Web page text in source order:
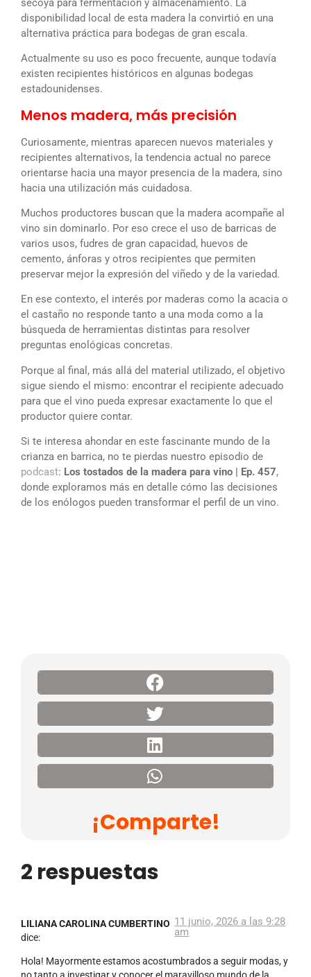
secoya para fermentación y almacenamiento. La
disponibilidad local de esta madera la convirtió en una
alternativa práctica para bodegas de gran escala.
Actualmente su uso es poco frecuente, aunque todavía
existen recipientes históricos en algunas bodegas
estadounidenses.
Menos madera, más precisión
Curiosamente, mientras aparecen nuevos materiales y
recipientes alternativos, la tendencia actual no parece
orientarse hacia una mayor presencia de la madera, sino
hacia una utilización más cuidadosa.
Muchos productores buscan que la madera acompañe al
vino sin dominarlo. Por eso crece el uso de barricas de
varios usos, fudres de gran capacidad, huevos de
cemento, ánforas y otros recipientes que permiten
preservar mejor la expresión del viñedo y de la variedad.
En ese contexto, el interés por maderas como la acacia o
el castaño no responde tanto a una moda como a la
búsqueda de herramientas distintas para resolver
preguntas enológicas concretas.
Porque al final, más allá del material utilizado, el objetivo
sigue siendo el mismo: encontrar el recipiente adecuado
para que el vino pueda expresar exactamente lo que el
productor quiere contar.
Si te interesa ahondar en este fascinante mundo de la
crianza en barrica, no te pierdas nuestro episodio de
podcast: Los tostados de la madera para vino | Ep. 457,
donde exploramos más en detalle cómo las decisiones
de los enólogos pueden transformar el perfil de un vino.
¡Comparte!
2 respuestas
LILIANA CAROLINA CUMBERTINO
dice:
11 junio, 2026 a las 9:28
am
Hola! Mayormente estamos acostumbrados a seguir modas, y